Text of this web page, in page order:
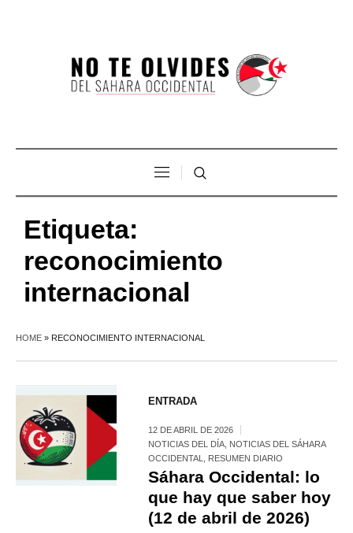
Etiqueta:
reconocimiento
internacional
HOME » RECONOCIMIENTO INTERNACIONAL
ENTRADA
12 DE ABRIL DE 2026
NOTICIAS DEL DÍA NOTICIAS DEL SÁHARA
OCCIDENTAL
RESUMEN DIARIO
Sáhara Occidental: lo
que hay que saber hoy
(12 de abril de 2026)